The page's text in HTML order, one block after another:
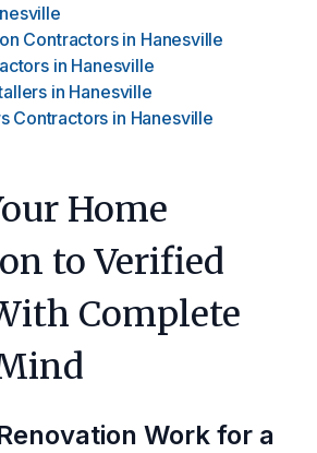
Contractors in Hanesville
in Hanesville
in Hanesville
Contractors in Hanesville
Home
to Verified
Complete
Work for a